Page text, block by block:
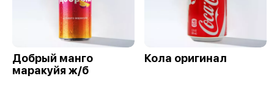
Добрый манго
маракуйя ж/б
Кола оригинал